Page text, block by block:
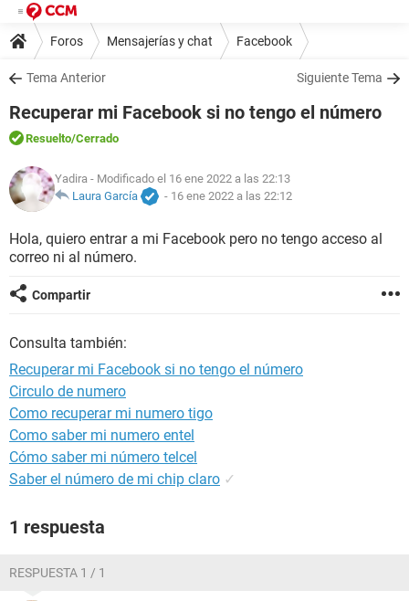
Foros Mensajerías y chat Facebook
Tema Anterior Siguiente Tema
Recuperar mi Facebook si no tengo el número
Resuelto/Cerrado
Yadira - Modificado el 16 ene 2022 a las 22:13
Laura García
- 16 ene 2022 a las 22:12
Hola, quiero entrar a mi Facebook pero no tengo acceso al
correo ni al número.
Compartir
Consulta también:
Recuperar mi Facebook si no tengo el número
Circulo de numero
Como recuperar mi numero tigo
Como saber mi numero entel
Cómo saber mi número telcel
Saber el número de mi chip claro ✓
1 respuesta
RESPUESTA 1 / 1